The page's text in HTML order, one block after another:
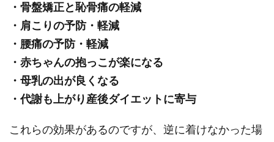
・骨盤矯正と恥骨痛の軽減
・肩こりの予防・軽減
・腰痛の予防・軽減
・赤ちゃんの抱っこが楽になる
・母乳の出が良くなる
・代謝も上がり産後ダイエットに寄与
これらの効果があるのですが、逆に着けなかった場